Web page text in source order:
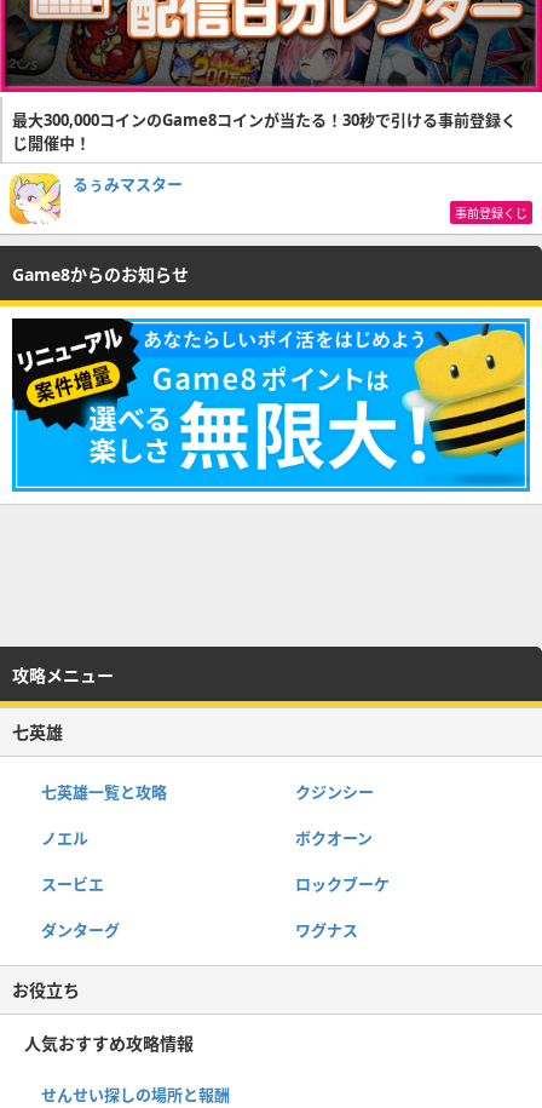
最大300,000コインのGame8コインが当たる！30秒で引ける事前登録く
じ開催中！
るぅみマスター
事前登録くじ
Game8からのお知らせ
攻略メニュー
七英雄
七英雄一覧と攻略 クジンシー
ノエル ボクオーン
スービエ ロックブーケ
ダンターグ ワグナス
お役立ち
人気おすすめ攻略情報
せんせい探しの場所と報酬